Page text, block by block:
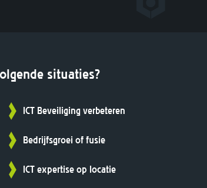
situaties?
ICT Beveiliging verbeteren
Bedrijfsgroei of fusie
ICT expertise op locatie